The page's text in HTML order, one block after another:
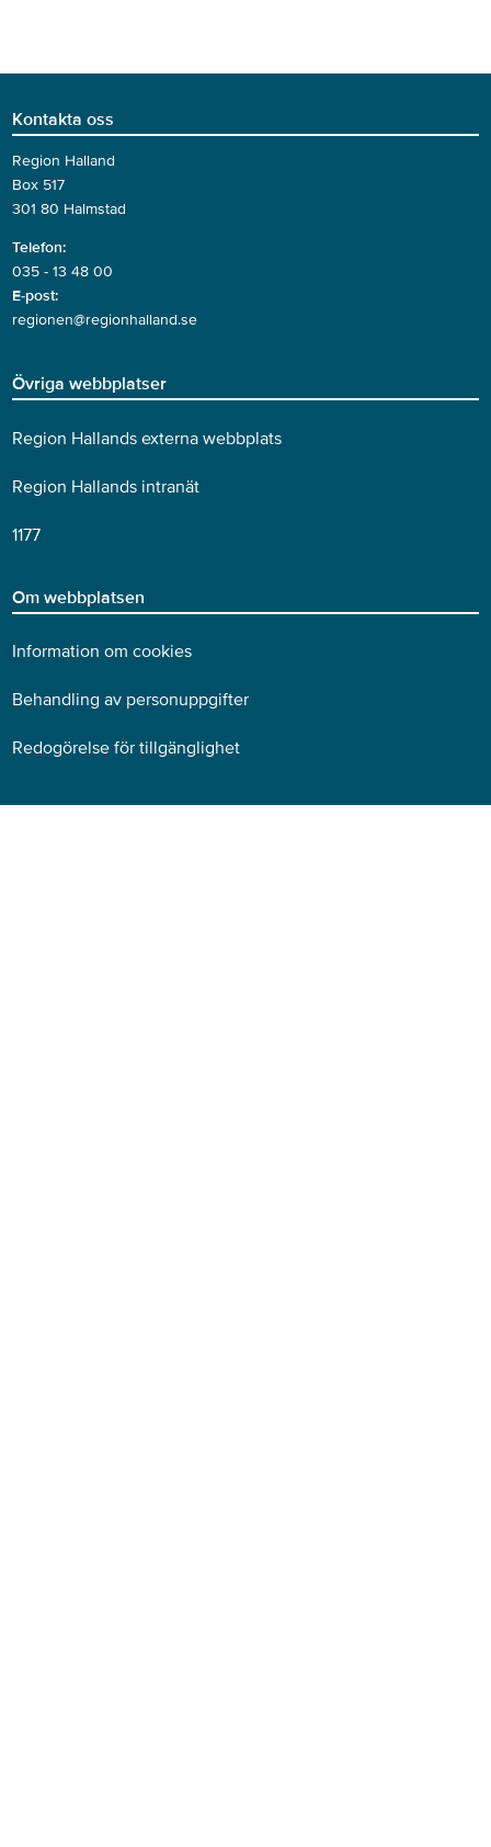
Kontakta oss
Region Halland
Box 517
301 80 Halmstad
Telefon:
035 - 13 48 00
E-post:
regionen@regionhalland.se
Övriga webbplatser
Region Hallands externa webbplats
Region Hallands intranät
1177
Om webbplatsen
Information om cookies
Behandling av personuppgifter
Redogörelse för tillgänglighet